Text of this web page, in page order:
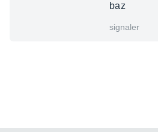
baz
signaler